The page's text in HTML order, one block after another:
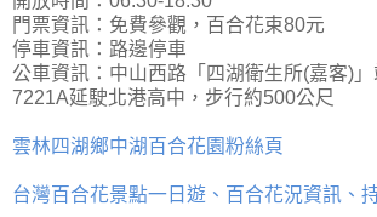
門票資訊：免費參觀，百合花束80元
停車資訊：路邊停車
公車資訊：中山西路「四湖衛生所(嘉客)」
7221A延駛北港高中，步行約500公尺
雲林四湖鄉中湖百合花園粉絲頁
台灣百合花景點一日遊、百合花況資訊、